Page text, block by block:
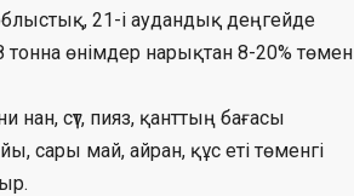
21-і аудандық деңгейде
тонна өнімдер нарықтан 8-20% төмен
сүт, пияз, қанттың бағасы
сары май, айран, құс еті төменгі